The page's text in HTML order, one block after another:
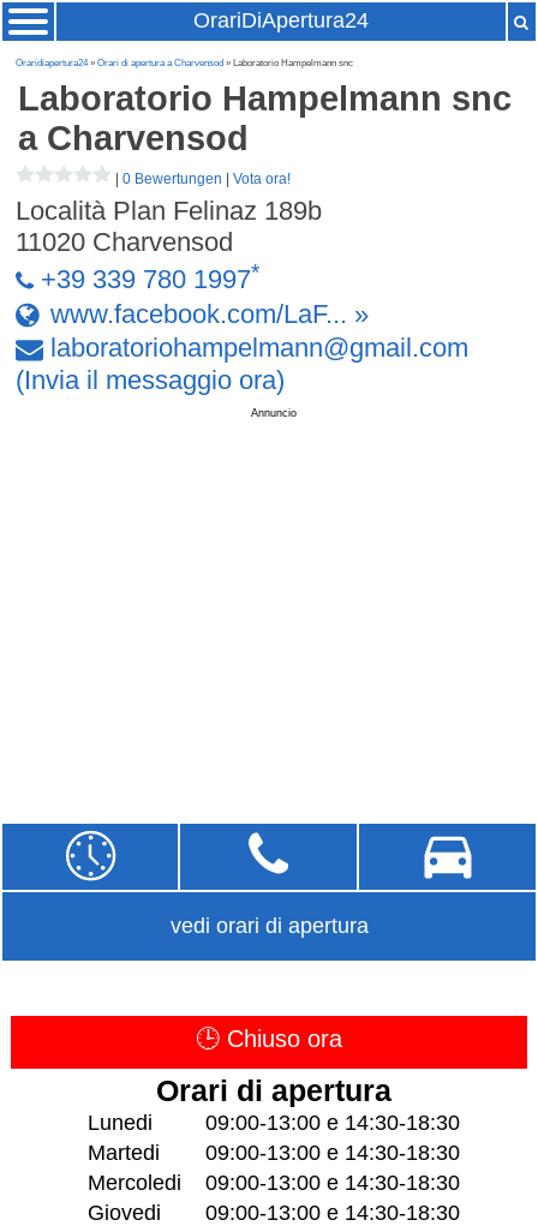
OrariDiApertura24
Oraridiapertura24»Orari di apertura a Charvensod » Laboratorio Hampelmann snc
Laboratorio Hampelmann snc
a Charvensod
|0 Bewertungen |Vota ora!
Località Plan Felinaz 189b
11020 Charvensod
+39 339 780 1997*
www.facebook.com/LaF... »
laboratoriohampelmann@gmail .com
(Invia il messaggio ora)
Annuncio
vedi orari di apertura
🕒 Chiuso ora
Orari di apertura
Lunedi
09:00-13:00 e 14:30-18:30
Martedi
09:00-13:00 e 14:30-18:30
Mercoledi
09:00-13:00 e 14:30-18:30
Giovedi
09:00-13:00 e 14:30-18:30